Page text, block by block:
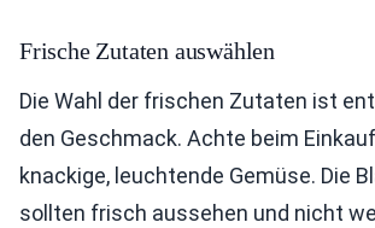
Frische Zutaten auswählen
Die Wahl der frischen Zutaten ist
den Geschmack. Achte beim
knackige, leuchtende Gemüse. Die
sollten frisch aussehen und nicht